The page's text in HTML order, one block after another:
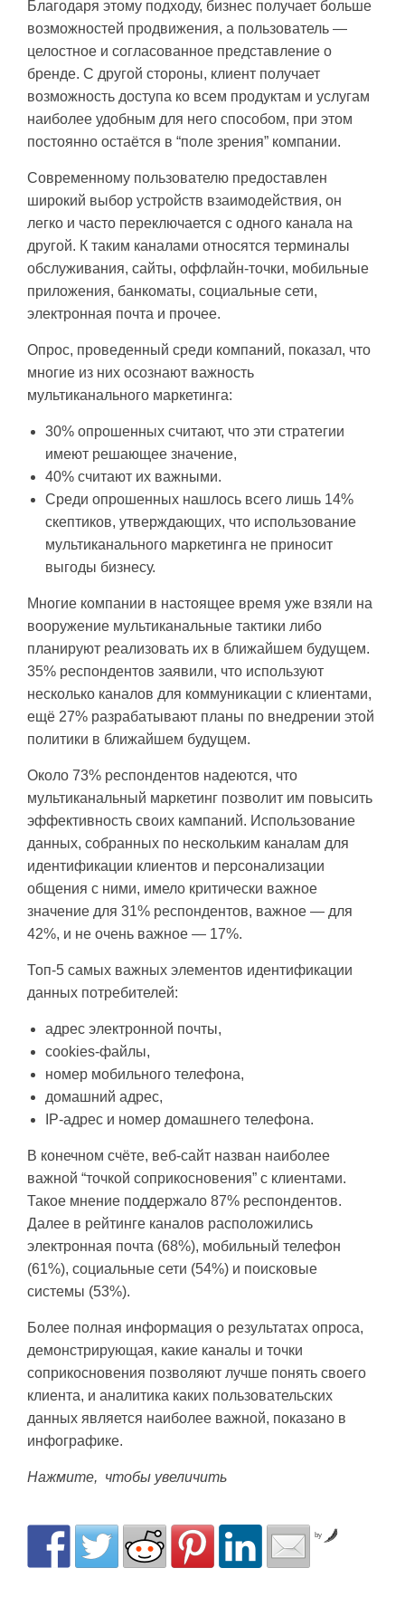
Благодаря этому подходу, бизнес получает больше
возможностей продвижения, а пользователь —
целостное и согласованное представление о
бренде. С другой стороны, клиент получает
возможность доступа ко всем продуктам и услугам
наиболее удобным для него способом, при этом
постоянно остаётся в “поле зрения” компании.
Современному пользователю предоставлен
широкий выбор устройств взаимодействия, он
легко и часто переключается с одного канала на
другой. К таким каналами относятся терминалы
обслуживания, сайты, оффлайн-точки, мобильные
приложения, банкоматы, социальные сети,
электронная почта и прочее.
Опрос, проведенный среди компаний, показал, что
многие из них осознают важность
мультиканального маркетинга:
30% опрошенных считают, что эти стратегии
имеют решающее значение,
40% считают их важными.
Среди опрошенных нашлось всего лишь 14%
скептиков, утверждающих, что использование
мультиканального маркетинга не приносит
выгоды бизнесу.
Многие компании в настоящее время уже взяли на
вооружение мультиканальные тактики либо
планируют реализовать их в ближайшем будущем.
35% респондентов заявили, что используют
несколько каналов для коммуникации с клиентами,
ещё 27% разрабатывают планы по внедрении этой
политики в ближайшем будущем.
Около 73% респондентов надеются, что
мультиканальный маркетинг позволит им повысить
эффективность своих кампаний. Использование
данных, собранных по нескольким каналам для
идентификации клиентов и персонализации
общения с ними, имело критически важное
значение для 31% респондентов, важное — для
42%, и не очень важное — 17%.
Топ-5 самых важных элементов идентификации
данных потребителей:
адрес электронной почты,
cookies-файлы,
номер мобильного телефона,
домашний адрес,
IP-адрес и номер домашнего телефона.
В конечном счёте, веб-сайт назван наиболее
важной “точкой соприкосновения” с клиентами.
Такое мнение поддержало 87% респондентов.
Далее в рейтинге каналов расположились
электронная почта (68%), мобильный телефон
(61%), социальные сети (54%) и поисковые
системы (53%).
Более полная информация о результатах опроса,
демонстрирующая, какие каналы и точки
соприкосновения позволяют лучше понять своего
клиента, и аналитика каких пользовательских
данных является наиболее важной, показано в
инфографике.
Нажмите, чтобы увеличить
by